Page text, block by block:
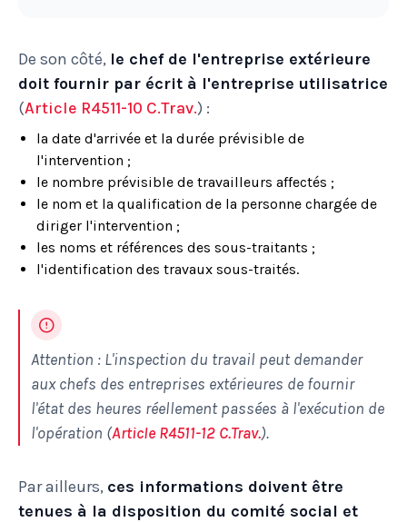
De son côté, le chef de l'entreprise extérieure
doit fournir par écrit à l'entreprise utilisatrice
(Article R4511-10 C.Trav.) :
la date d'arrivée et la durée prévisible de
l'intervention ;
le nombre prévisible de travailleurs affectés ;
le nom et la qualification de la personne chargée de
diriger l'intervention ;
les noms et références des sous-traitants ;
l'identification des travaux sous-traités.
Attention : L'inspection du travail peut demander
aux chefs des entreprises extérieures de fournir
l'état des heures réellement passées à l'exécution de
l'opération (Article R4511-12 C.Trav.).
Par ailleurs, ces informations doivent être
tenues à la disposition du comité social et